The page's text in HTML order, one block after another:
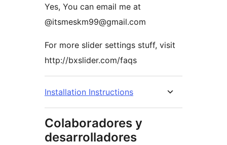
Yes, You can email me at
@itsmeskm99@gmail.com
For more slider settings stuff, visit
http://bxslider.com/faqs
Installation Instructions
Colaboradores y
desarrolladores